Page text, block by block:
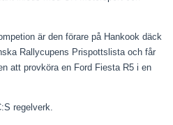
är den förare på Hankook däck
Rallycupens Prispottslista och får
att provköra en Ford Fiesta R5 i en
regelverk.